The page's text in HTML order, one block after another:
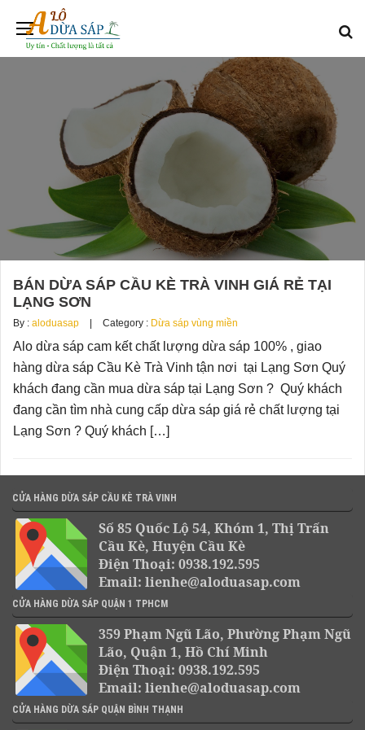
BÁN DỪA SÁP CẦU KÈ TRÀ VINH GIÁ RẺ TẠI
LẠNG SƠN
By : aloduasap Category : Dừa sáp vùng miền
Alo dừa sáp cam kết chất lượng dừa sáp 100% , giao
hàng dừa sáp Cầu Kè Trà Vinh tận nơi tại Lạng Sơn Quý
khách đang cần mua dừa sáp tại Lạng Sơn ? Quý khách
đang cần tìm nhà cung cấp dừa sáp giá rẻ chất lượng tại
Lạng Sơn ? Quý khách […]
CỬA HÀNG DỪA SÁP CẦU KÈ TRÀ VINH
Số 85 Quốc Lộ 54, Khóm 1, Thị Trấn
Cầu Kè, Huyện Cầu Kè
Điện Thoại: 0938.192.595
Email: lienhe@aloduasap.com
CỬA HÀNG DỪA SÁP QUẬN 1 TPHCM
359 Phạm Ngũ Lão, Phường Phạm Ngũ
Lão, Quận 1, Hồ Chí Minh
Điện Thoại: 0938.192.595
Email: lienhe@aloduasap.com
CỬA HÀNG DỪA SÁP QUẬN BÌNH THẠNH